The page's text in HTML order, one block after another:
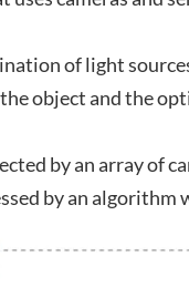
of light
object and the
by an array of
by an